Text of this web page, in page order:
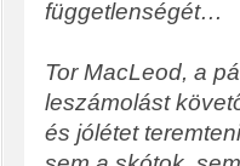
függetlenségét…
Tor MacLeod, a
leszámolást
és jólétet